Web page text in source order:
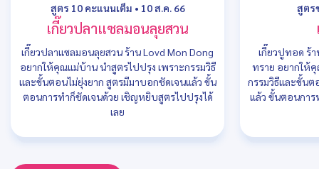
สูตร 10 คะแนนเต็ม • 10 ส.ค. 66
เกี๊ยวปลาแซลมอนลุยสวน
เกี๊ยวปลาแซลมอนลุยสวน ร้าน Lovd Mon Dong
อยากให้คุณแม่บ้าน นำสูตรไปปรุง เพราะกรรมวิธี
และขั้นตอนไม่ยุ่งยาก สูตรมีมาบอกชัดเจนแล้ว ขั้น
ตอนการทำก็ชัดเจนด้วย เชิญหยิบสูตรไปปรุงได้
เลย
สูตร
เกี๊ยวปูทอด ร้า
ทราย อยากให้
กรรมวิธีและขั้นต
แล้ว ขั้นตอนกา